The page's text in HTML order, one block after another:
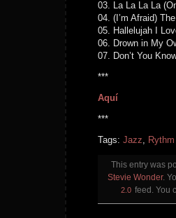
03. La La La La
04. (I’m Afraid)
05. Hallelujah I
06. Drown in My
07. Don’t You
***
Aquí
***
Tags: Jazz,
This entry was
Stevie Wonder.
2.0 feed. You